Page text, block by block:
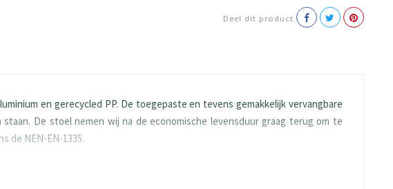
Deel dit product
en gerecycled PP. De toegepaste en tevens gemakkelijk vervangbare
De stoel nemen wij na de economische levensduur graag terug om te
de NEN-EN-1335.